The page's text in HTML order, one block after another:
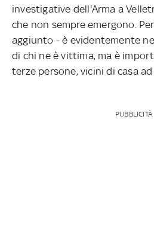
investigative dell'Arma a
che non sempre emergono.
aggiunto - è evidentemente
di chi ne è vittima, ma è
terze persone, vicini di casa ad
PUBBLICITÀ